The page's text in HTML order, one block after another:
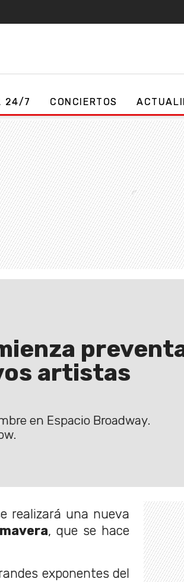
24/7 CONCIERTOS
artistas
en Espacio Broadway.
realizará una nueva
, que se hace
exponentes del